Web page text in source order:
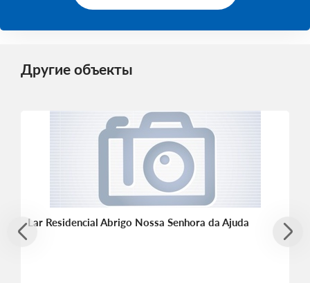
Другие объекты
Lar Residencial Abrigo Nossa Senhora da Ajuda